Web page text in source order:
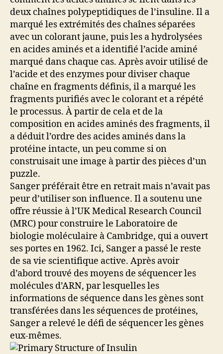
deux chaînes polypeptidiques de l’insuline. Il a
marqué les extrémités des chaînes séparées
avec un colorant jaune, puis les a hydrolysées
en acides aminés et a identifié l’acide aminé
marqué dans chaque cas. Après avoir utilisé de
l’acide et des enzymes pour diviser chaque
chaîne en fragments définis, il a marqué les
fragments purifiés avec le colorant et a répété
le processus. À partir de cela et de la
composition en acides aminés des fragments, il
a déduit l’ordre des acides aminés dans la
protéine intacte, un peu comme si on
construisait une image à partir des pièces d’un
puzzle.
Sanger préférait être en retrait mais n’avait pas
peur d’utiliser son influence. Il a soutenu une
offre réussie à l’UK Medical Research Council
(MRC) pour construire le Laboratoire de
biologie moléculaire à Cambridge, qui a ouvert
ses portes en 1962. Ici, Sanger a passé le reste
de sa vie scientifique active. Après avoir
d’abord trouvé des moyens de séquencer les
molécules d’ARN, par lesquelles les
informations de séquence dans les gènes sont
transférées dans les séquences de protéines,
Sanger a relevé le défi de séquencer les gènes
eux-mêmes.